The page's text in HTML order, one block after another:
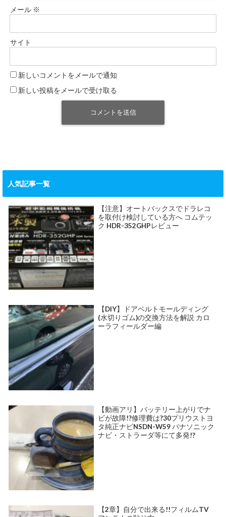
メール ※
サイト
新しいコメントをメールで通知
新しい投稿をメールで受け取る
人気記事一覧
【注意】オートバックスでドラレコ
を取付け検討している方へ コムテッ
ク HDR-352GHPレビュー
【DIY】ドアベルトモールディング
(水切りゴム)の交換方法を解説 カロ
ーラフィールダー編
【動画アリ】バッテリー上がりでナ
ビが故障!?修理費は?30プリウストヨ
タ純正ナビNSDN-W59 パナソニック
ナビ・ストラーダ等にて多発!?
【2章】自分で出来る!!フィルムTV